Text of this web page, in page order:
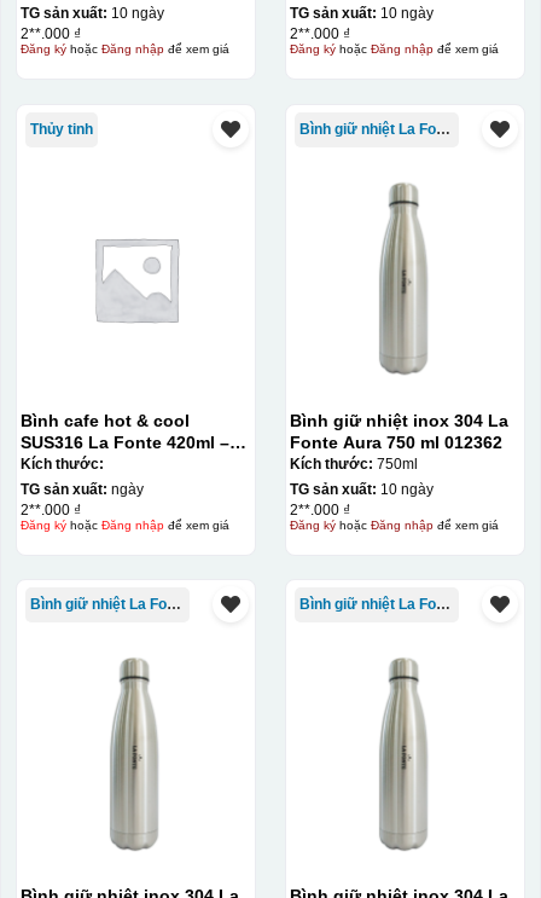
TG sản xuất: 10 ngày
2**.000 ₫
Đăng kýhoặc Đăng nhậpđể xem giá
TG sản xuất: 10 ngày
2**.000 ₫
Đăng kýhoặc Đăng nhậpđể xem giá
Thủy tinh
Bình cafe hot & cool
SUS316 La Fonte 420ml –
012775
Kích thước:
TG sản xuất: ngày
2**.000 ₫
Đăng kýhoặc Đăng nhậpđể xem giá
Bình giữ nhiệt La Fonte
Bình giữ nhiệt inox 304 La
Fonte Aura 750 ml 012362
Kích thước: 750ml
TG sản xuất: 10 ngày
2**.000 ₫
Đăng kýhoặc Đăng nhậpđể xem giá
Bình giữ nhiệt La Fonte Bình giữ nhiệt La Fonte